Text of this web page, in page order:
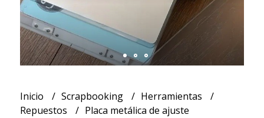
Inicio Scrapbooking
Herramientas
Repuestos
Placa metálica de ajuste